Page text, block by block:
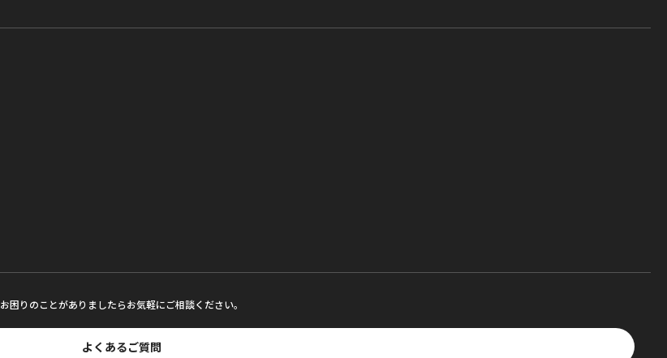
お困りのことがありましたらお気軽にご相談ください。
よくあるご質問